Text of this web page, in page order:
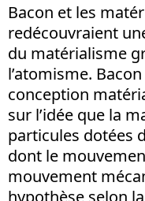
Bacon et les
redécouvraient
du matérialisme
l’atomisme.
conception
sur l’idée que la
particules dotées
dont le
mouvement
hypothèse selon